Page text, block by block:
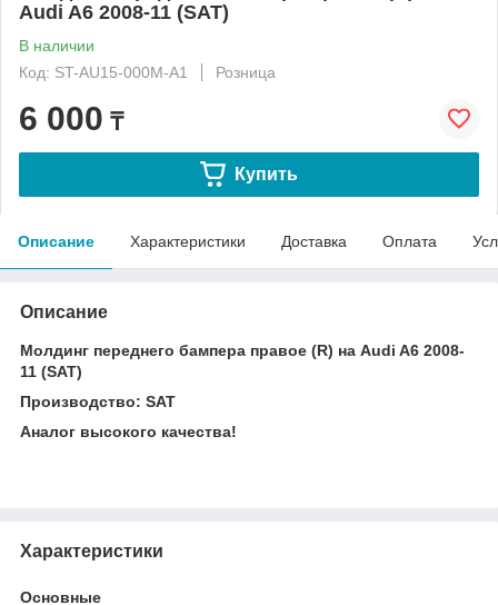
Audi A6 2008-11 (SAT)
В наличии
Код: ST-AU15-000M-A1
Розница
6 000 ₸
Купить
Описание Характеристики Доставка Оплата
Описание
Молдинг переднего бампера правое (R) на Audi A6 2008-
11 (SAT)
Производство: SAT
Аналог высокого качества!
Характеристики
Основные